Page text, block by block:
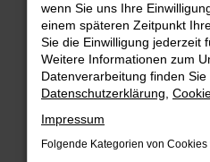
Beim Laden ist ein
Hier sind ein paar
Überprüfe deine
Internetverbindung.
Laden andere
deine Suchmaschine?
wenn Sie uns Ihre
einem späteren Zeitpunkt
Sie die Einwilligung jederzeit
Weitere Informationen zum
Datenverarbeitung finden Sie
Datenschutzerklärung
Impressum
Folgende Kategorien von